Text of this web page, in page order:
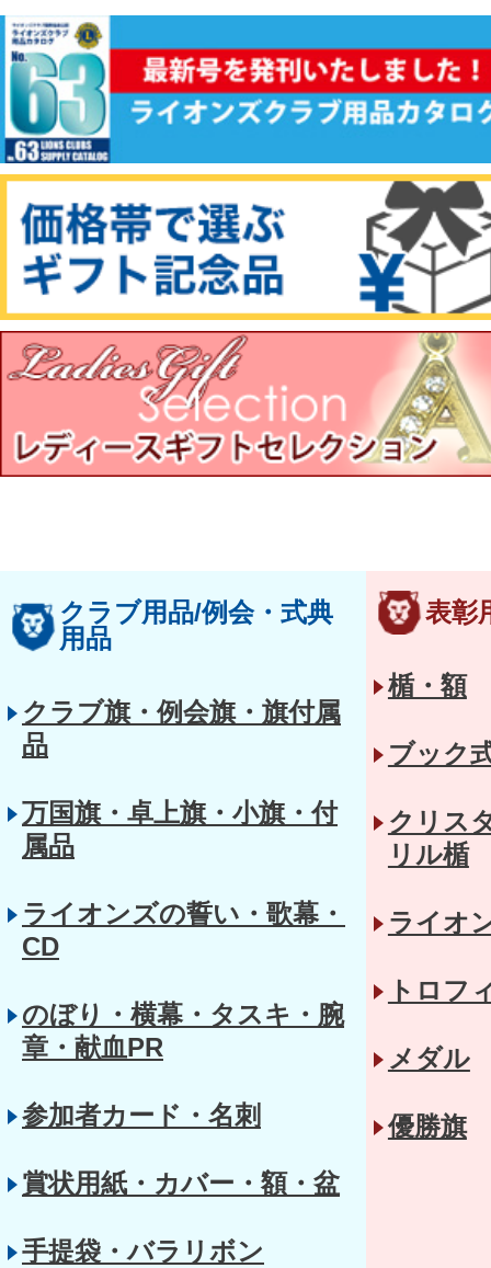
クラブ用品/例会・式典
用品
クラブ旗・例会旗・旗付属
品
万国旗・卓上旗・小旗・付
属品
ライオンズの誓い・歌幕・
CD
のぼり・横幕・タスキ・腕
章・献血PR
参加者カード・名刺
賞状用紙・カバー・額・盆
手提袋・バラリボン
表彰
楯・額
ブック
クリス
リル楯
ライオ
トロフ
メダル
優勝旗